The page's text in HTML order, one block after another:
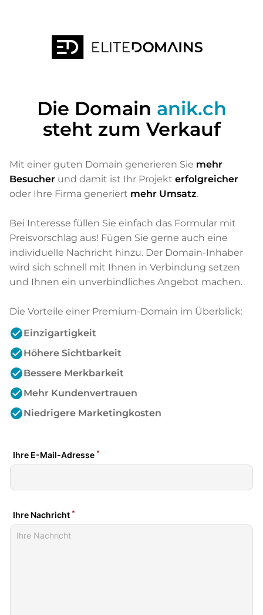
Die Domain anik.ch
steht zum Verkauf
Mit einer guten Domain generieren Sie mehr
Besucher und damit ist Ihr Projekt erfolgreicher
oder Ihre Firma generiert mehr Umsatz.
Bei Interesse füllen Sie einfach das Formular mit
Preisvorschlag aus! Fügen Sie gerne auch eine
individuelle Nachricht hinzu. Der Domain-Inhaber
wird sich schnell mit Ihnen in Verbindung setzen
und Ihnen ein unverbindliches Angebot machen.
Die Vorteile einer Premium-Domain im Überblick:
check_circleEinzigartigkeit
check_circleHöhere Sichtbarkeit
check_circleBessere Merkbarkeit
check_circleMehr Kundenvertrauen
check_circleNiedrigere Marketingkosten